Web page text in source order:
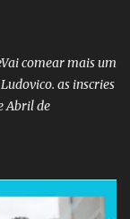
comear mais um
as inscries
Abril de